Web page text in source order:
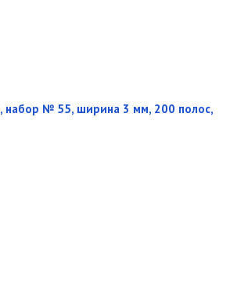
набор № 55, ширина 3 мм, 200 полос,